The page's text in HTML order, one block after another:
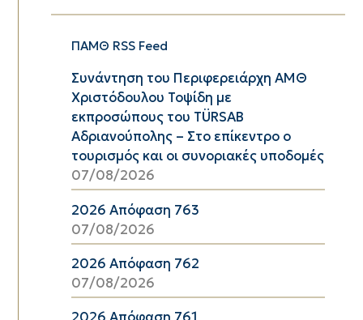
ΠΑΜΘ RSS Feed
Συνάντηση του Περιφερειάρχη ΑΜΘ
Χριστόδουλου Τοψίδη με
εκπροσώπους του TÜRSAB
Αδριανούπολης – Στο επίκεντρο ο
τουρισμός και οι συνοριακές υποδομές
07/08/2026
2026 Απόφαση 763
07/08/2026
2026 Απόφαση 762
07/08/2026